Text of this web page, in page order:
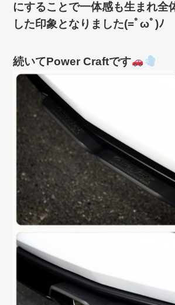
にすることで一体感も生まれ全
した印象となりました(=ﾟωﾟ)ﾉ
続いてPower Craftです